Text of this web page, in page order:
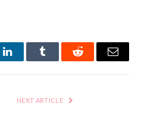
LinkedInTumblr Reddit Email
NEXT ARTICLE